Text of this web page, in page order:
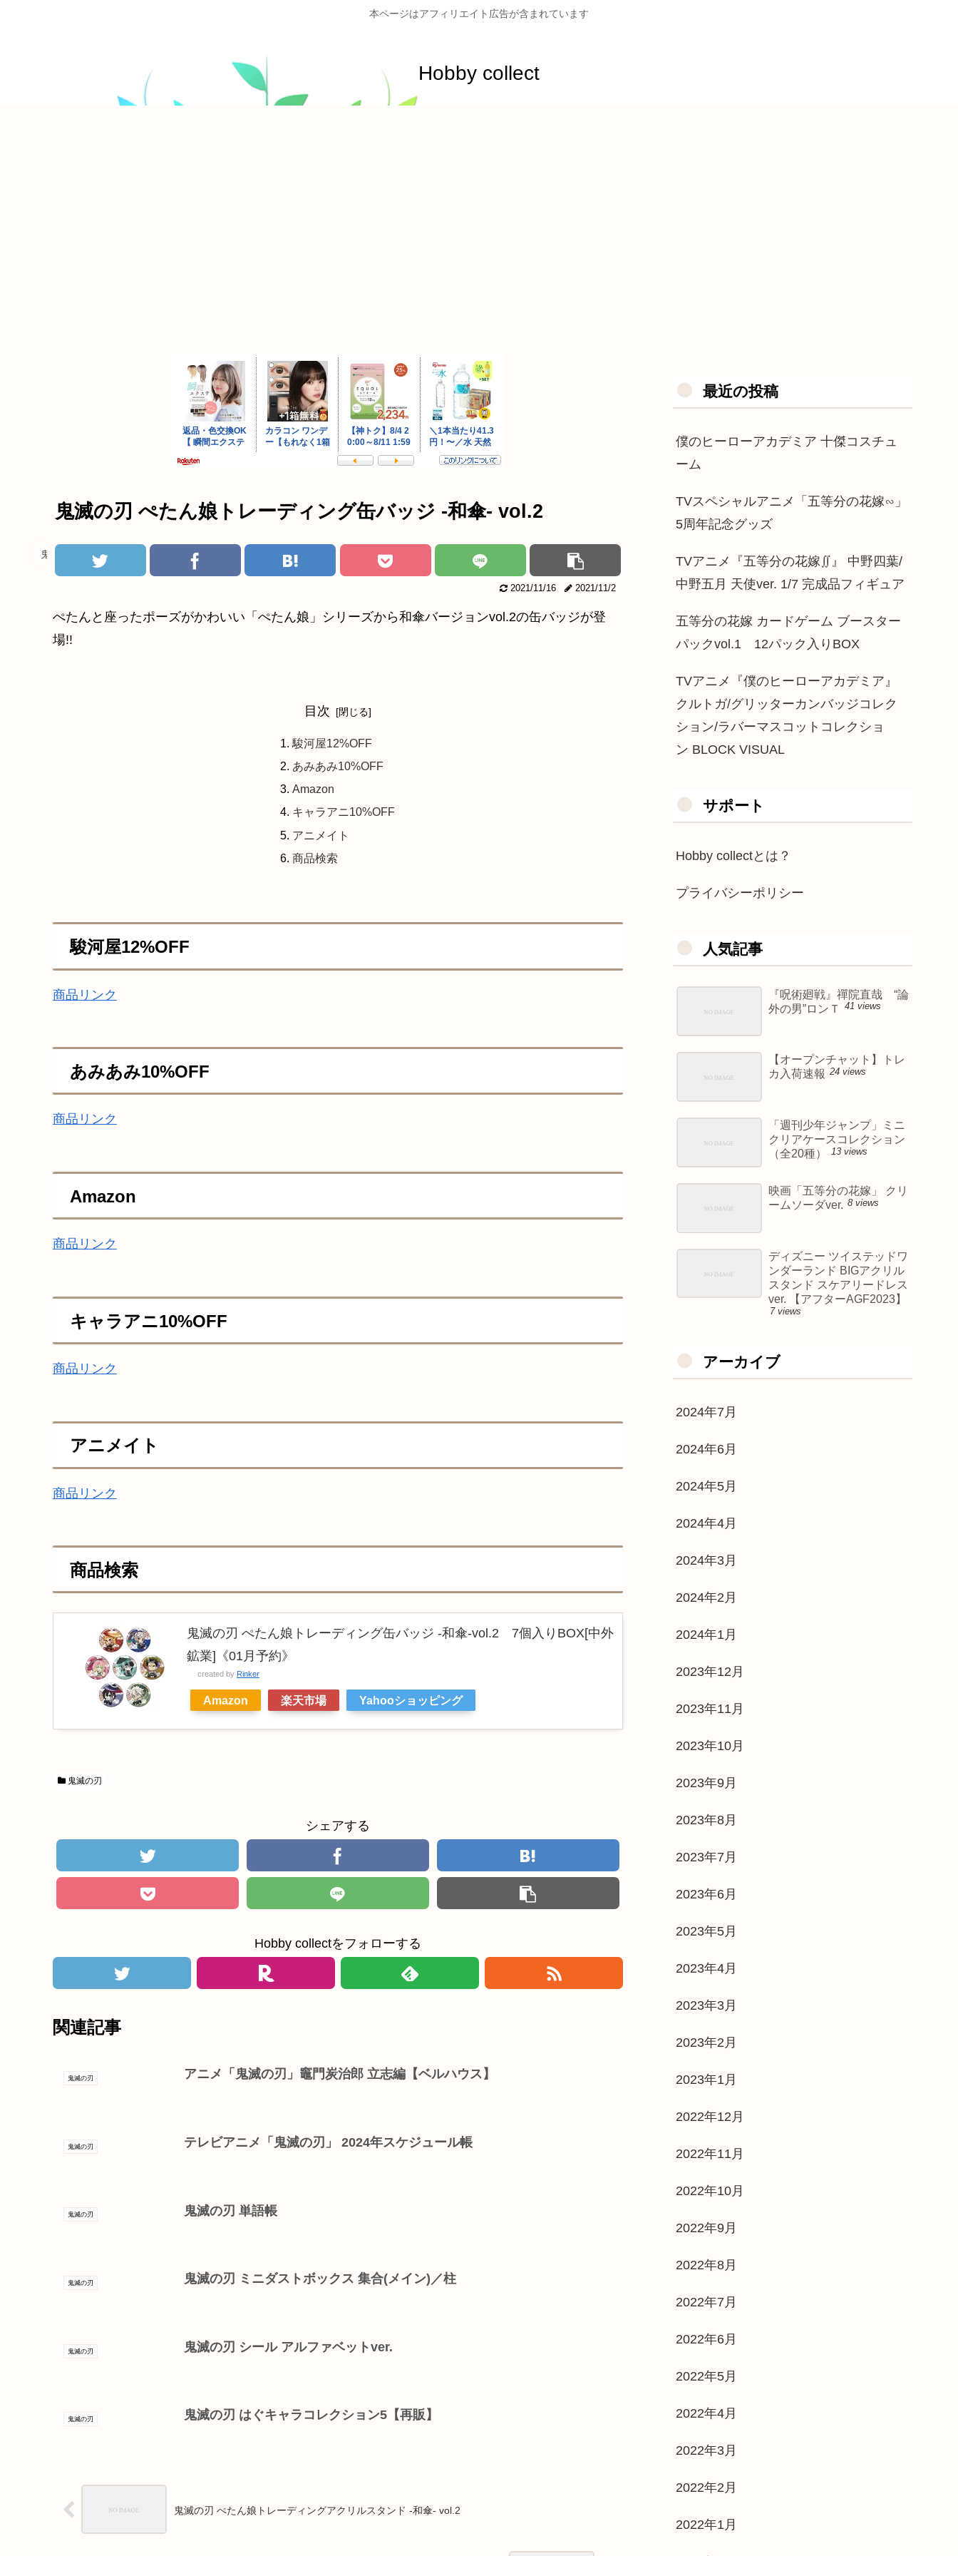
本ページはアフィリエイト広告が含まれています
Hobby collect
鬼滅の刃 ぺたん娘トレーディング缶バッジ -和傘- vol.2
鬼滅の刃
2021/11/16 2021/11/2
ぺたんと座ったポーズがかわいい「ぺたん娘」シリーズから和傘バージョンvol.2の缶バッジが登
場!!
目次
駿河屋12%OFF
あみあみ10%OFF
Amazon
キャラアニ10%OFF
アニメイト
商品検索
駿河屋12%OFF
商品リンク
あみあみ10%OFF
商品リンク
Amazon
商品リンク
キャラアニ10%OFF
商品リンク
アニメイト
商品リンク
商品検索
鬼滅の刃 ぺたん娘トレーディング缶バッジ -和傘-vol.2 7個入りBOX[中外
鉱業]《01月予約》
created by Rinker
Amazon 楽天市場 Yahooショッピング
鬼滅の刃
シェアする
Hobby collectをフォローする
関連記事
鬼滅の刃 アニメ「鬼滅の刃」竈門炭治郎 立志編【ベルハウス】
鬼滅の刃 テレビアニメ「鬼滅の刃」 2024年スケジュール帳
鬼滅の刃 鬼滅の刃 単語帳
鬼滅の刃 鬼滅の刃 ミニダストボックス 集合(メイン)／柱
鬼滅の刃 鬼滅の刃 シール アルファベットver.
鬼滅の刃 鬼滅の刃 はぐキャラコレクション5【再販】
鬼滅の刃 ぺたん娘トレーディングアクリルスタンド -和傘- vol.2
最近の投稿
僕のヒーローアカデミア 十傑コスチュ
ーム
TVスペシャルアニメ「五等分の花嫁∽」
5周年記念グッズ
TVアニメ『五等分の花嫁∬』 中野四葉/
中野五月 天使ver. 1/7 完成品フィギュア
五等分の花嫁 カードゲーム ブースター
パックvol.1 12パック入りBOX
TVアニメ『僕のヒーローアカデミア』
クルトガ/グリッターカンバッジコレク
ション/ラバーマスコットコレクショ
ン BLOCK VISUAL
サポート
Hobby collectとは？
プライバシーポリシー
人気記事
『呪術廻戦』禪院直哉 “論
外の男”ロンＴ
41 views
【オープンチャット】トレ
カ入荷速報 24 views
「週刊少年ジャンプ」ミニ
クリアケースコレクション
（全20種）
13 views
映画「五等分の花嫁」 クリ
ームソーダver. 8 views
ディズニー ツイステッドワ
ンダーランド BIGアクリル
スタンド スケアリードレス
ver. 【アフターAGF2023】
7 views
アーカイブ
2024年7月
2024年6月
2024年5月
2024年4月
2024年3月
2024年2月
2024年1月
2023年12月
2023年11月
2023年10月
2023年9月
2023年8月
2023年7月
2023年6月
2023年5月
2023年4月
2023年3月
2023年2月
2023年1月
2022年12月
2022年11月
2022年10月
2022年9月
2022年8月
2022年7月
2022年6月
2022年5月
2022年4月
2022年3月
2022年2月
2022年1月